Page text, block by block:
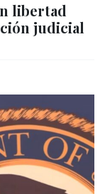
libertad
judicial